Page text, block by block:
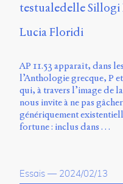
testualedelle
Lucia Floridi
AP 11.53 apparaît, dans
l’Anthologie grecque, P
qui, à travers l’image de
nous invite à ne pas
génériquement
fortune : inclus dans …
Essais — 2024/02/13